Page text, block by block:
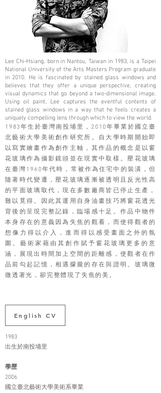
Lee Chi-Hsiang, born in Nantou, Taiwan in 1983, is a Taipei
National University of the Arts Masters Program graduate
in 2010. He is fascinated by stained glass windows and
believes that they offer a unique perspective, creating
visual dynamics that go beyond a two-dimensional image.
Using oil paint, Lee captures the eventful contents of
stained glass windows in a way that he feels creates a
uniquely compelling lens through which to view the world.
1983年生於臺灣南投埔里，2010年畢業於國立臺
北藝術大學美術創作研究所。自大學時期開始即
以寫實繪畫作為創作主軸，其作品的概念是以窗
花玻璃作為攝影鏡頭並在現實中取樣。壓花玻璃
在臺灣1960年代時，常被作為住宅中的裝潢，但
隨著時代變遷，壓花玻璃逐漸被透明且反光性高
的平面玻璃取代，現在多數廠商皆已停止生產，
難以覓得。因此其運用自身油畫技巧將窗花透光
背後的呈現完整記錄，臨場感十足。作品中物件
本身存在的意義因為失焦的觀看，而使得觀者的
想像力得以介入，進而得以感受畫面之外的氛
圍。藝術家藉由其創作賦予窗花玻璃更多的意
涵，展現出時間加上空間的距離感，使觀者在作
品前勾起記憶，相遇朦朧的存在與證明。玻璃微
微透著光，卻完整體現了失焦的美。
English CV
1983
出生於南投埔里
學歷
2006
國立臺北藝術大學美術系畢業